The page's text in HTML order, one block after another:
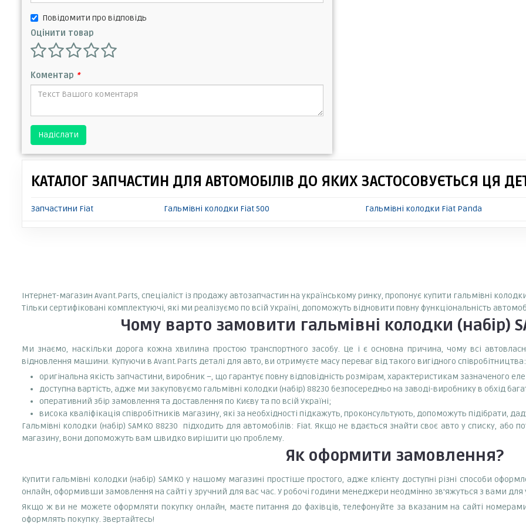
Повідомити про відповідь
Оцінити товар
Коментар *
Надіслати
КАТАЛОГ ЗАПЧАСТИН ДЛЯ АВТОМОБІЛІВ ДО ЯКИХ ЗАСТОСОВУЄТЬСЯ ЦЯ
Запчастини Fiat Гальмівні колодки Fiat 500 Гальмівні колодки Fiat Panda
Інтернет-магазин Avant.Parts, спеціаліст із продажу автозапчастин на українському ринку, пропонує купити гальмівні
Тільки сертифіковані комплектуючі, які ми реалізуємо по всій Україні, допоможуть відновити повну функціональність
Чому варто замовити гальмівні колодки (набір)
Ми знаємо, наскільки дорога кожна хвилина простою транспортного засобу. Це і є основна причина, чому всі
відновлення машини. Купуючи в Avant.Parts деталі для авто, ви отримуєте масу переваг від такого вигідного співробітництва:
оригінальна якість запчастини, виробник –, що гарантує повну відповідність розмірам, характеристикам зазначеного
доступна вартість, адже ми закуповуємо гальмівні колодки (набір) 88230 безпосередньо на заводі-виробнику в обхід
оперативний збір замовлення та доставлення по Києву та по всій Україні;
висока кваліфікація співробітників магазину, які за необхідності підкажуть, проконсультують, допоможуть підібрати,
Гальмівні колодки (набір) SAMKO 88230 підходить для автомобілів: Fiat. Якщо не вдається знайти своє авто у списку, або
магазину, вони допоможуть вам швидко вирішити цю проблему.
Як оформити замовлення?
Купити гальмівні колодки (набір) SAMKO у нашому магазині простіше простого, адже клієнту доступні різні способи
онлайн, оформивши замовлення на сайті у зручний для вас час. У робочі години менеджери неодмінно зв'яжуться з вами
Якщо ж ви не можете оформляти покупку онлайн, маєте питання до фахівців, телефонуйте за вказаним на сайті
оформлять покупку. Звертайтесь!